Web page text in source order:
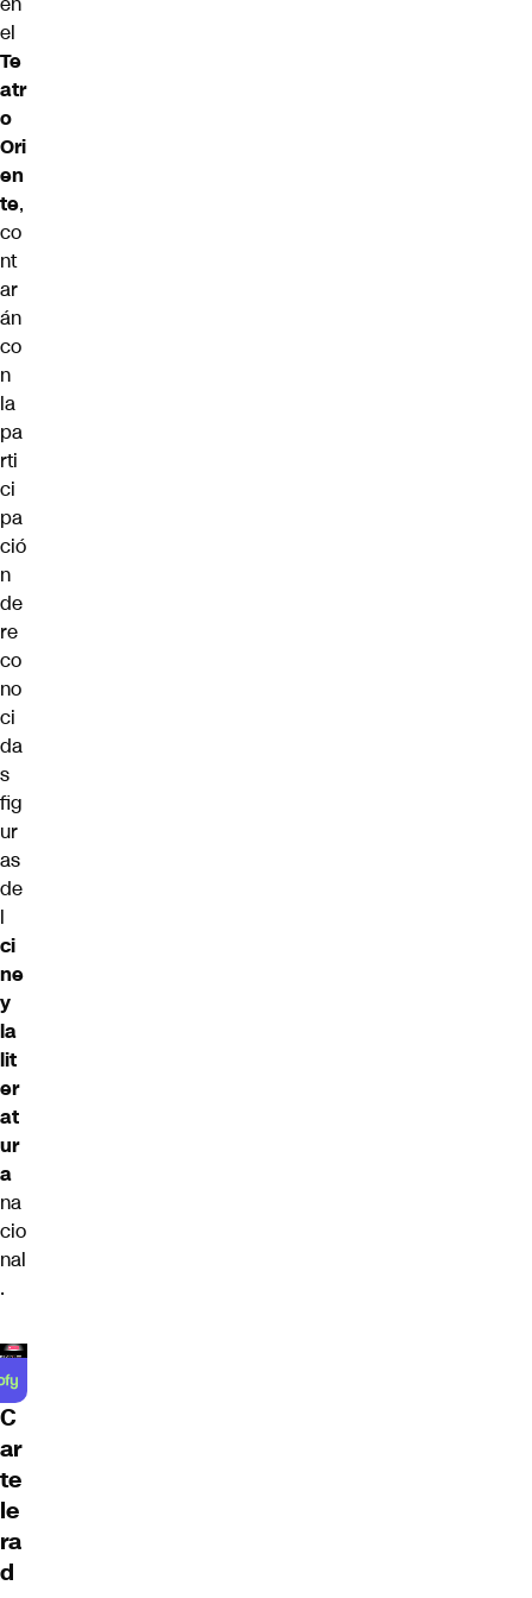
el
Te
atr
o
Ori
en
te,
co
nt
ar
án
co
n
la
pa
rti
ci
pa
ció
n
de
re
co
no
ci
da
s
fig
ur
as
de
l
ci
ne
y
la
lit
er
at
ur
a
na
cio
nal
.
C
ar
te
le
ra
d